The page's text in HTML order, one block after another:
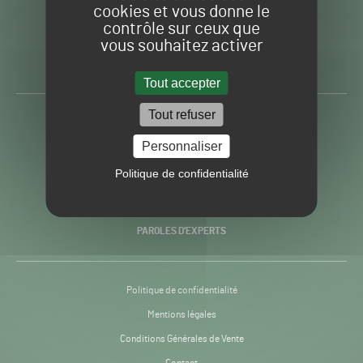
cookies et vous donne le
contrôle sur ceux que
vous souhaitez activer
Tout accepter
Tout refuser
Personnaliser
Politique de confidentialité
Gazon
Sport
H24
-
Toute l’info autour du
PRATIQUES
PAROLES D’EXPERTS
Politique de confidentialité
Mentions légales
Conditions Générales de Vente